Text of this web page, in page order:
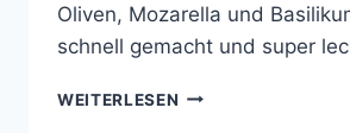
Oliven, Mozarella und
schnell gemacht und super
WEITERLESEN HACKPIZZA